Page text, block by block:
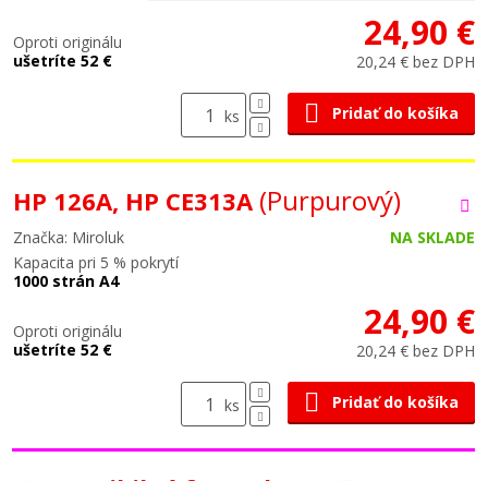
Oproti originálu
ušetríte 52 €
24,90 €
20,24 € bez DPH
ks Pridať do košíka
HP 126A, HP CE313A (Purpurový)
Značka: Miroluk
NA SKLADE
Kapacita pri 5 % pokrytí
1000 strán A4
Oproti originálu
ušetríte 52 €
24,90 €
20,24 € bez DPH
ks Pridať do košíka